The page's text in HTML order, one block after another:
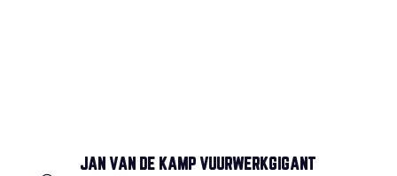
JAN VAN DE KAMP VUURWERKGIGANT